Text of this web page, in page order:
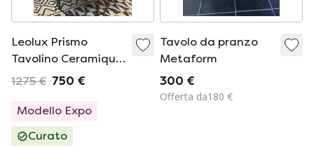
Leolux Prismo
Tavolino Ceramique
60 X 60
1275 € 750 €
Modello Expo
Curato
Tavolo da pranzo
Metaform
300 €
Offerta da180 €